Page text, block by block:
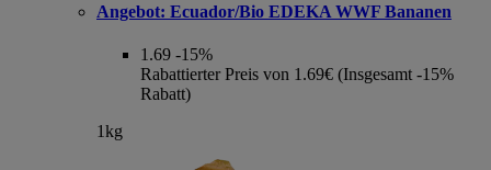
Angebot: Ecuador/Bio EDEKA WWF Bananen
1.69 -15%
Rabattierter Preis von 1.69€ (Insgesamt -15%
Rabatt)
1kg